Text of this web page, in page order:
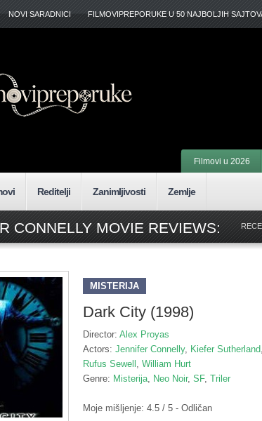
NOVI SARADNICI FILMOVIPREPORUKE U 50 NAJBOLJIH
Filmovi u 2026
Reditelji Zanimljivosti Zemlje
CONNELLY MOVIE REVIEWS:
MISTERIJA
Dark City (1998)
Director: Alex Proyas
Actors: Jennifer Connelly, Kiefer Sutherland,
Rufus Sewell , William Hurt
Genre: Misterija, Neo Noir, SF, Triler
Moje mišljenje: 4.5 / 5 - Odličan